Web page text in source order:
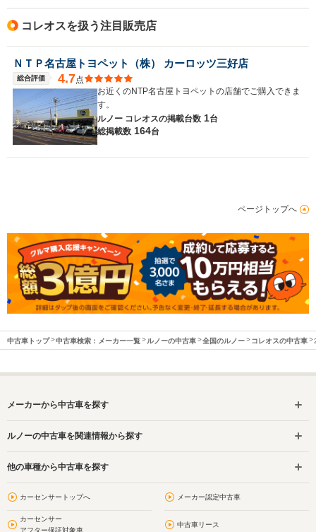
コレオスを扱う注目販売店
ＮＴＰ名古屋トヨペット（株） カーロッツ三好店
総合評価 4.7点
お近くのNTP名古屋トヨペットの店舗でご購入できま
す。
ルノー コレオスの掲載台数 1台
総掲載数 164台
ページトップへ
中古車トップ 中古車検索：メーカー一覧 ルノーの中古車 全国のルノー コレオスの中古車
メーカーから中古車を探す
ルノーの中古車を関連情報から探す
他の車種から中古車を探す
カーセンサートップへ メーカー認定中古車
カーセンサー
アフター保証対象車
中古車リース